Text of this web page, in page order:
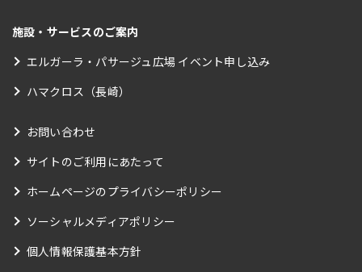
施設・サービスのご案内
エルガーラ・パサージュ広場 イベント申し込み
ハマクロス（長崎）
お問い合わせ
サイトのご利用にあたって
ホームページのプライバシーポリシー
ソーシャルメディアポリシー
個人情報保護基本方針